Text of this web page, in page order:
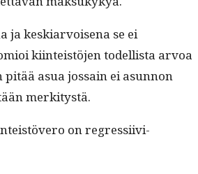
ja keskiar­voise­na se ei
kiin­teistö­jen todel­lista arvoa
asua jos­sain ei asun­non
merkitystä.
on regres­si­ivi­